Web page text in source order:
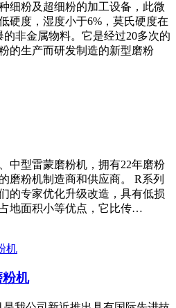
细粉及超细粉的加工设备，此微
硬度，湿度小于6%，莫氏硬度在
非金属物料。它是经过20多次的
的生产而研发制造的新型磨粉
中型雷蒙磨粉机，拥有22年磨粉
磨粉机制造商和供应商。 R系列
的专家优化升级改造，具有低损
地面积小等优点，它比传…
机